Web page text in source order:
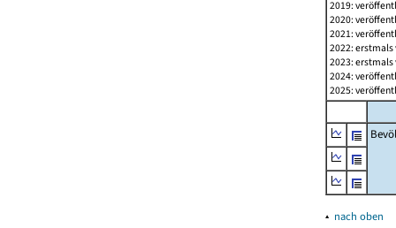
2019:
2020:
2021:
2022:
2023:
2024:
2025:
▴ nach oben